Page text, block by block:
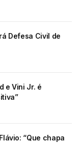
Defesa Civil de
e Vini Jr. é
“Que chapa